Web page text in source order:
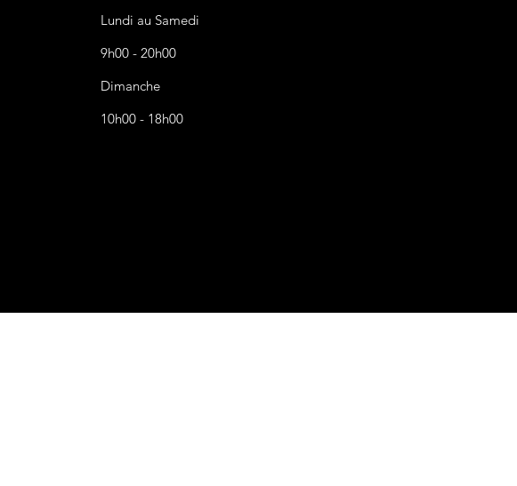
Lundi au Samedi
9h00 - 20h00
Dimanche
10h00 - 18h00